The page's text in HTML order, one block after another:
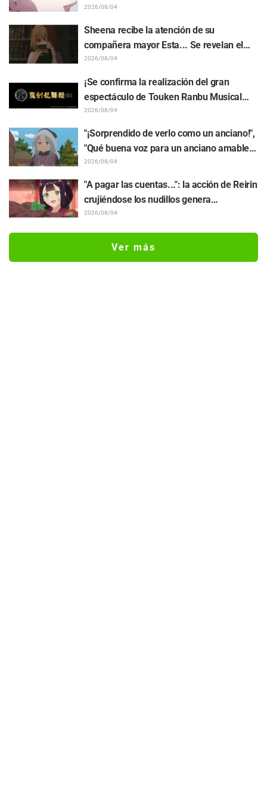
acercándose a Yūji Itadori en la ilustración
especial de "Jujutsu Kaisen"
2026/08/04
Sheena recibe la atención de su
compañera mayor Esta... Se revelan el
sinopsis, capturas, avance WEB y póster
de episodio del capítulo 5 del anime "I
Want to Love You Till Your Dying Day"
2026/08/04
¡Se confirma la realización del gran
espectáculo de Touken Ranbu Musical
"Shinken Ranbu Sai 2026" a partir de
diciembre en 8 ciudades de Japón! Un
total de 44 Touken Danshi se reunirán en
el escenario
2026/08/04
"¡Sorprendido de verlo como un anciano!",
"Qué buena voz para un anciano amable":
la voz de Akira Ishida como líder tribal
impacta en el episodio 6 del anime
"Jaadugar: A Witch in Mongolia"
2026/08/04
"A pagar las cuentas...": la acción de Reirin
crujiéndose los nudillos genera
comentarios como "pura fuerza bruta
an Inept Villainess" episodio 4
2026/08/04
Ver más